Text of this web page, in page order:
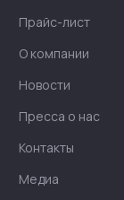
Прайс-лист
О компании
Новости
Пресса о нас
Контакты
Медиа